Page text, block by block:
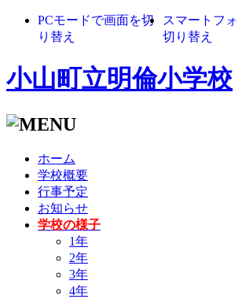
PCモードで画面を切
り替え
スマートフ
切り替え
小山町立明倫小学校
ホーム
学校概要
行事予定
お知らせ
学校の様子
1年
2年
3年
4年